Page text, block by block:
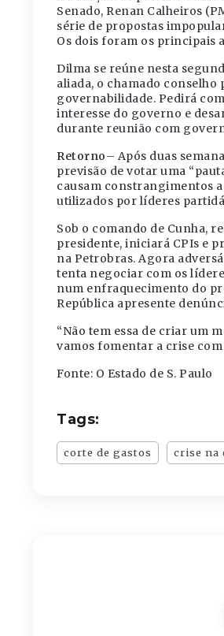
Senado, Renan Calheiros
série de propostas
Os dois foram os principais
Dilma se reúne nesta
aliada, o chamado
governabilidade. Pedirá
interesse do governo e
durante reunião com
Retorno– Após duas
previsão de votar uma
causam constrangimentos
utilizados por líderes
Sob o comando de Cunha,
presidente, iniciará CPIs e
na Petrobras. Agora
tenta negociar com os
num enfraquecimento do
República apresente
“Não tem essa de criar um
vamos fomentar a crise com
Fonte: O Estado de S. Paulo
Tags:
corte de gastos crise na